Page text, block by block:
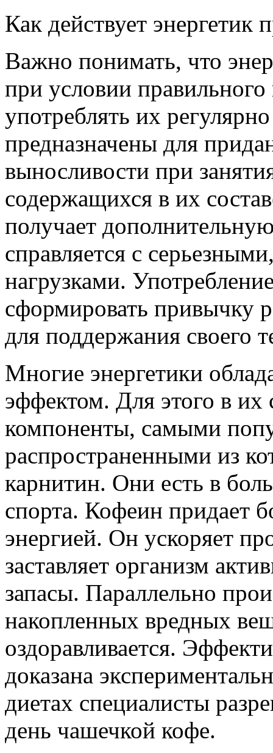
Как действует энергетик
Важно понимать, что
при условии
употреблять их
предназначены для
выносливости при
содержащихся в их
получает
справляется с
нагрузками.
сформировать привычку
для поддержания своего
Многие энергетики
эффектом. Для этого в их
компоненты, самыми
распространенными из
карнитин. Они есть в
спорта. Кофеин придает
энергией. Он ускоряет
заставляет организм
запасы. Параллельно
накопленных вредных
оздоравливается.
доказана
диетах специалисты
день чашечкой кофе.